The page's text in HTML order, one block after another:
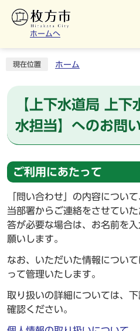
ホームへ
現在位置 ホーム
【上下水道局 上
水担当】へのお問
ご利用にあたって
「問い合わせ」の内容につい
当部署からご連絡をさせてい
答が必要な場合は、お名前を
願いします。
なお、いただいた情報につい
って管理いたします。
取り扱いの詳細については、
確認ください。